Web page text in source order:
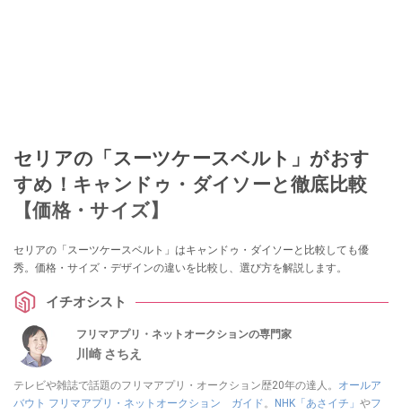
セリアの「スーツケースベルト」がおす
すめ！キャンドゥ・ダイソーと徹底比較
【価格・サイズ】
セリアの「スーツケースベルト」はキャンドゥ・ダイソーと比較しても優
秀。価格・サイズ・デザインの違いを比較し、選び方を解説します。
イチオシスト
フリマアプリ・ネットオークションの専門家
川崎 さちえ
テレビや雑誌で話題のフリマアプリ・オークション歴20年の達人。 オールア
バウト フリマアプリ・ネットオークション ガイド。 NHK「あさイチ」 やフ